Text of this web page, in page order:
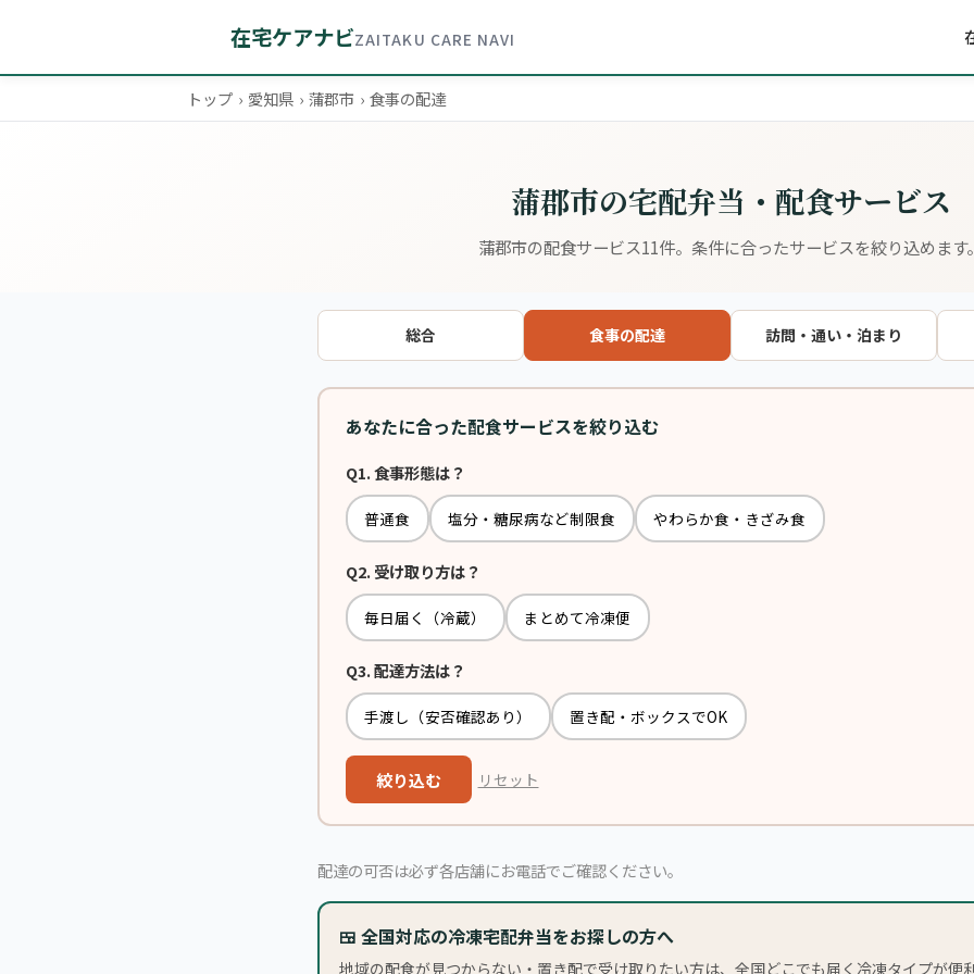
在宅ケアナビZAITAKU CARE NAVI
トップ › 愛知県 › 蒲郡市 › 食事の配達
蒲郡市の宅配弁当・配食サービス
蒲郡市の配食サービス11件。条件に合ったサービスを絞り込めます
総合 食事の配達 訪問・通い・泊まり
あなたに合った配食サービスを絞り込む
Q1. 食事形態は？
普通食 塩分・糖尿病など制限食 やわらか食・きざみ食
Q2. 受け取り方は？
毎日届く（冷蔵） まとめて冷凍便
Q3. 配達方法は？
手渡し（安否確認あり） 置き配・ボックスでOK
絞り込む リセット
配達の可否は必ず各店舗にお電話でご確認ください。
🍱 全国対応の冷凍宅配弁当をお探しの方へ
地域の配食が見つからない・置き配で受け取りたい方は、全国どこでも届く冷凍タイプが便